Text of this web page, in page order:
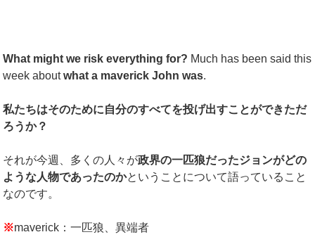
What might we risk everything for? Much has been said this
week aboutwhat a maverick John was.
私たちはそのために自分のすべてを投げ出すことができただ
ろうか？
それが今週、多くの人々が政界の一匹狼だったジョンがどの
ような人物であったのかということについて語っていること
なのです。
※maverick：一匹狼、異端者